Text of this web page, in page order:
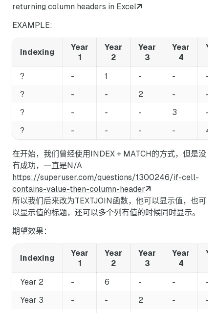
returning column headers in Excel
EXAMPLE:
Indexing
Year
1
Year
2
Year
3
Year
4
?
- 1 - -
-
?
- - 2 -
-
?
- - - 3
-
?
- - - - 4
在开始，我们曾经使用INDEX + MATCH的方式，但是没
有成功，一直是N/A
https://superuser.com/questions/1300246/if-cell-
contains-value-then-column-header
所以我们后来改为TEXTJOIN函数，他可以显示值，也可
以显示值的标题，还可以多个列有值的时候同时显示。
期望效果：
Indexing
Year
1
Year
2
Year
3
Year
4
Year 2
- 6 - -
-
Year 3
- - 2 -
-